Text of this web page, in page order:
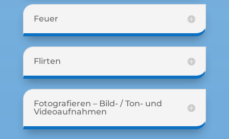
Feuer
Flirten
Fotografieren – Bild- / Ton- und
Videoaufnahmen